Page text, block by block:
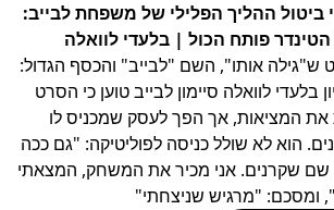
ביטול ההליך הפלילי של משפחת לבייב:
הטינדר פותח הכול | בלעדי לוואלה
ש"גילה אותו", השם "לבייב" והכסף הגדול:
בלעדי לוואלה סיימון לבייב טוען כי הסרט
את המציאות, אך הפך לעסק שמכניס לו
הוא לא שולל כניסה לפוליטיקה: "גם ככה
שם שקרנים. אני מכיר את המשחק, המצאתי
ומסכם: "מרגיש שניצחתי"